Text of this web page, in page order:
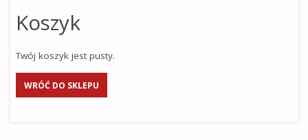
Koszyk
Twój koszyk jest pusty.
WRÓĆ DO SKLEPU